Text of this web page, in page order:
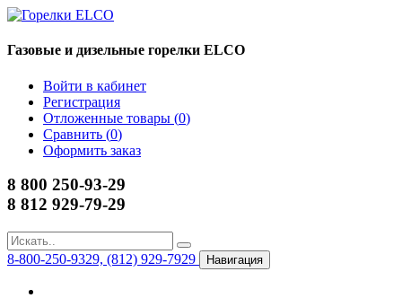
Газовые и дизельные горелки ELCO
Войти в кабинет
Регистрация
Отложенные товары (0)
Сравнить (0)
Оформить заказ
8 800 250-93-29
8 812 929-79-29
8-800-250-9329, (812) 929-7929 Навигация